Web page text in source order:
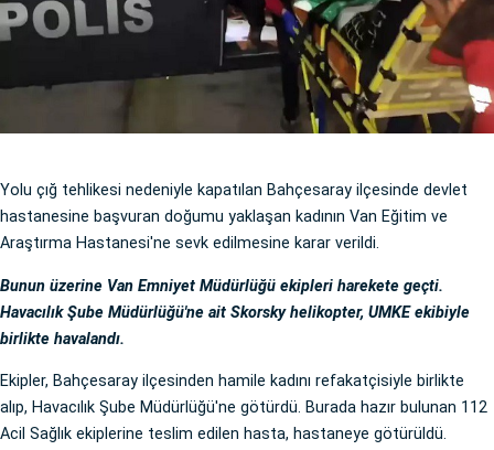
Yolu çığ tehlikesi nedeniyle kapatılan Bahçesaray ilçesinde devlet
hastanesine başvuran doğumu yaklaşan kadının Van Eğitim ve
Araştırma Hastanesi'ne sevk edilmesine karar verildi.
Bunun üzerine Van Emniyet Müdürlüğü ekipleri harekete geçti.
Havacılık Şube Müdürlüğü'ne ait Skorsky helikopter, UMKE ekibiyle
birlikte havalandı.
Ekipler, Bahçesaray ilçesinden hamile kadını refakatçisiyle birlikte
alıp, Havacılık Şube Müdürlüğü'ne götürdü. Burada hazır bulunan 112
Acil Sağlık ekiplerine teslim edilen hasta, hastaneye götürüldü.